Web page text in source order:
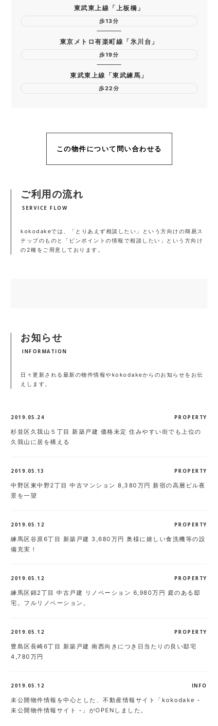
東武東上線「上板橋」
歩13分
東京メトロ有楽町線「氷川台」
歩19分
東武東上線「東武練馬」
歩22分
この物件について問い合わせる
ご利用の流れ
SERVICE FLOW
kokodakeでは、「とりあえず相談したい」という方向けの簡易ス
テップのものと「ピンポイントの情報で相談したい」という方向け
の2種をご用意しております。
お知らせ
INFORMATION
日々更新される最新の物件情報やkokodakeからのお知らせをお伝
えします。
2019.05.24 PROPERTY
杉並区久我山５丁目 新築戸建 価格未定 住みやすい街でも上位の
久我山に居を構える
2019.05.13 PROPERTY
中野区東中野2丁目 中古マンション 8,380万円 新宿の高層ビル夜
景を一望
2019.05.12 PROPERTY
練馬区谷原6丁目 新築戸建 3,680万円 奥様に嬉しい食洗機等の設
備充実！
2019.05.12 PROPERTY
練馬区錦2丁目 中古戸建 リノベーション 6,980万円 庭のある邸
宅。フルリノベーション。
2019.05.12 PROPERTY
豊島区長崎6丁目 新築戸建 南西向きにつき日当たりの良い邸宅
4,780万円
2019.05.12 INFO
未公開物件情報を中心とした、不動産情報サイト「kokodake -
未公開物件情報サイト -」がOPENしました。